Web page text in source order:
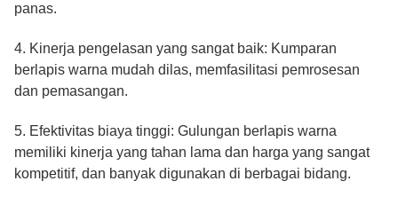
panas.
4. Kinerja pengelasan yang sangat baik: Kumparan
berlapis warna mudah dilas, memfasilitasi pemrosesan
dan pemasangan.
5. Efektivitas biaya tinggi: Gulungan berlapis warna
memiliki kinerja yang tahan lama dan harga yang sangat
kompetitif, dan banyak digunakan di berbagai bidang.